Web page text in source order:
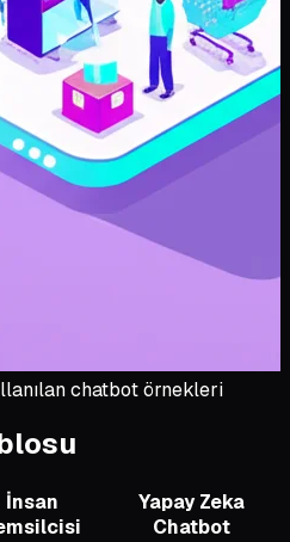
chatbot örnekleri
İnsan
Yapay Zeka
Chatbot